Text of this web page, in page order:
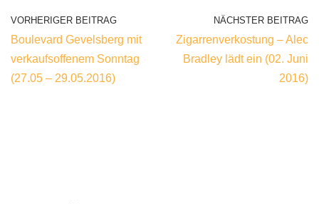
VORHERIGER BEITRAG
Boulevard Gevelsberg mit
verkaufsoffenem Sonntag
(27.05 – 29.05.2016)
NÄCHSTER BEITRAG
Zigarrenverkostung – Alec
Bradley lädt ein (02. Juni
2016)